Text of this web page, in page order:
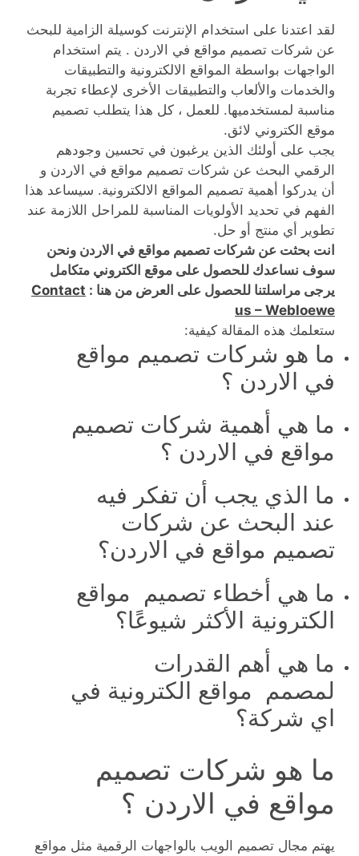
لقد اعتدنا على استخدام الإنترنت كوسيلة الزامية للبحث
عن شركات تصميم مواقع في الاردن . يتم استخدام
الواجهات بواسطة المواقع الالكترونية والتطبيقات
والخدمات والألعاب والتطبيقات الأخرى لإعطاء تجربة
مناسبة لمستخدميها. للعمل ، كل هذا يتطلب تصميم
موقع الكتروني لائق.
يجب على أولئك الذين يرغبون في تحسين وجودهم
الرقمي البحث عن شركات تصميم مواقع في الاردن و
أن يدركوا أهمية تصميم المواقع الالكترونية. سيساعد هذا
الفهم في تحديد الأولويات المناسبة للمراحل اللازمة عند
تطوير أي منتج أو حل.
انت بحثت عن شركات تصميم مواقع في الاردن ونحن
سوف نساعدك للحصول على موقع الكتروني متكامل
يرجى مراسلتنا للحصول على العرض من هنا : Contact
us – Webloewe
ستعلمك هذه المقالة كيفية:
ما هو شركات تصميم مواقع
في الاردن ؟
ما هي أهمية شركات تصميم
مواقع في الاردن ؟
ما الذي يجب أن تفكر فيه
عند البحث عن شركات
تصميم مواقع في الاردن؟
ما هي أخطاء تصميم مواقع
الكترونية الأكثر شيوعًا؟
ما هي أهم القدرات
لمصمم مواقع الكترونية في
اي شركة؟
ما هو شركات تصميم
مواقع في الاردن ؟
يهتم مجال تصميم الويب بالواجهات الرقمية مثل مواقع